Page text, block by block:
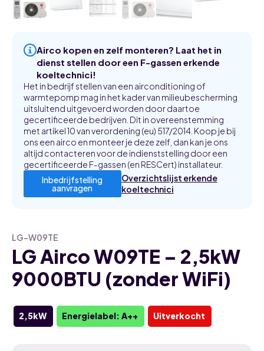
Airco kopen en zelf monteren? Laat het in
dienst stellen door een F-gassen erkende
koeltechnici!
Het in bedrijf stellen van een airconditioning of
warmtepomp mag in het kader van milieubescherming
uitsluitend uitgevoerd worden door daartoe
gecertificeerde bedrijven. Dit in overeenstemming
met artikel 10 van verordening (eu) 517/2014. Koop je bij
ons een airco en monteer je deze zelf, dan kan je ons
altijd contacteren voor de indienststelling door een
gecertificeerde F-gassen (en RESCert) installateur.
Inbedrijfstelling
aanvragen
Overzichtslijst erkende
koeltechnici
LG-W09TE
LG Airco W09TE – 2,5kW
9000BTU (zonder WiFi)
2,5kW Energielabel: A++ Uitverkocht